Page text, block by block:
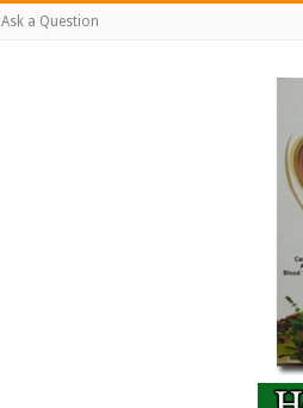
Ask a Question